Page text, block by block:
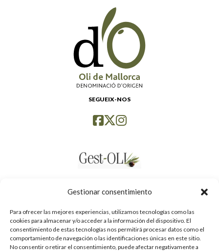
Gestionar consentimiento
Para ofrecer las mejores experiencias, utilizamos tecnologías como las
cookies para almacenar y/o acceder a la información del dispositivo. El
consentimiento de estas tecnologías nos permitirá procesar datos como el
comportamiento de navegación o las identificaciones únicas en este sitio.
No consentir o retirar el consentimiento, puede afectar negativamente a
SEGUEIX-NOS